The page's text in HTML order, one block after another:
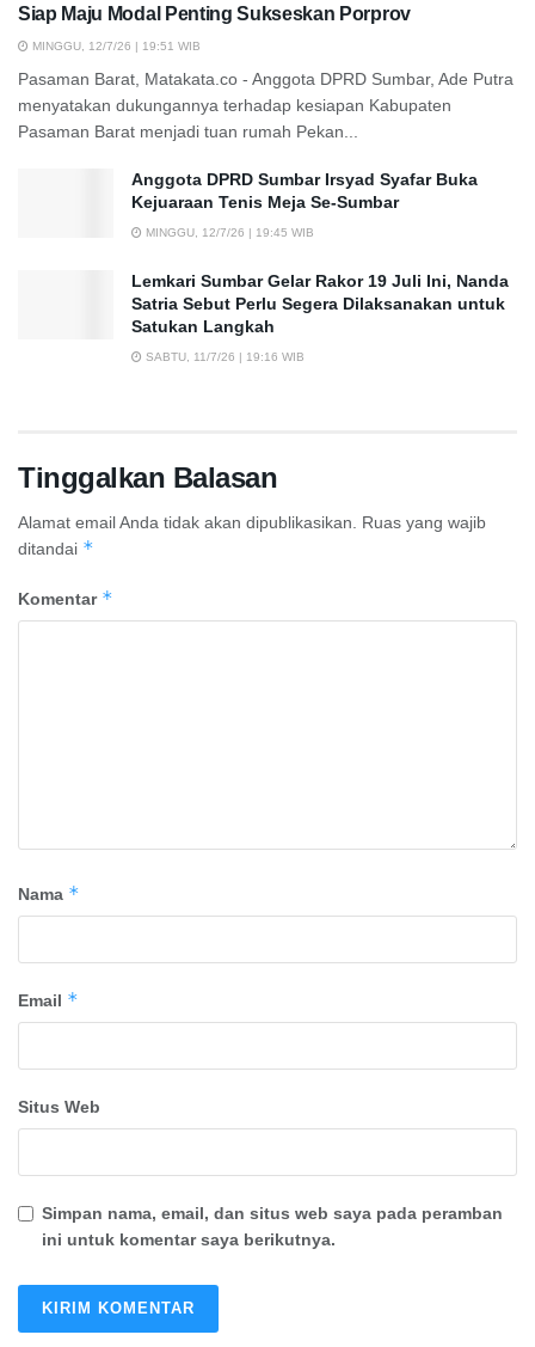
Siap Maju Modal Penting Sukseskan Porprov
MINGGU, 12/7/26 | 19:51 WIB
Pasaman Barat, Matakata.co - Anggota DPRD Sumbar, Ade Putra
menyatakan dukungannya terhadap kesiapan Kabupaten
Pasaman Barat menjadi tuan rumah Pekan...
Anggota DPRD Sumbar Irsyad Syafar Buka
Kejuaraan Tenis Meja Se-Sumbar
MINGGU, 12/7/26 | 19:45 WIB
Lemkari Sumbar Gelar Rakor 19 Juli Ini, Nanda
Satria Sebut Perlu Segera Dilaksanakan untuk
Satukan Langkah
SABTU, 11/7/26 | 19:16 WIB
Tinggalkan Balasan
Alamat email Anda tidak akan dipublikasikan. Ruas yang wajib
ditandai *
Komentar *
Nama *
Email *
Situs Web
Simpan nama, email, dan situs web saya pada peramban
ini untuk komentar saya berikutnya.